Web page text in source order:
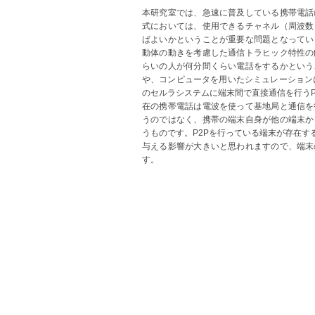
本研究室では、急速に普及している携帯電
式においては、使用できるチャネル（周波
ばよいかということが重要な問題となって
動体の動きを考慮した通信トラヒック特性
らいの人が何分間くらい電話をするかとい
や、コンピュータを用いたシミュレーショ
のセルラシステムに端末間で直接通信を行
在の携帯電話は電波を使って基地局と通信
うのではなく、携帯の端末自身が他の端末
うものです。P2Pを行っている端末が存在
与える影響が大きいと思われますので、端
す。